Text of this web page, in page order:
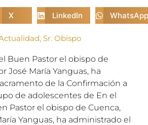
X LinkedIn WhatsApp
, Sr. Obispo
Buen Pastor el obispo de
José María Yanguas, ha
de la Confirmación a
de adolescentes de En el
Pastor el obispo de Cuenca,
Yanguas, ha administrado el